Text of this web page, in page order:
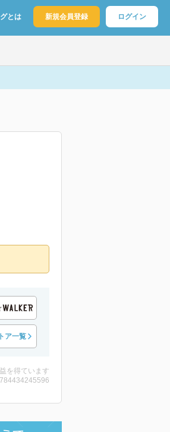
とは 新規会員登録 ログイン
ア一覧
を得ています